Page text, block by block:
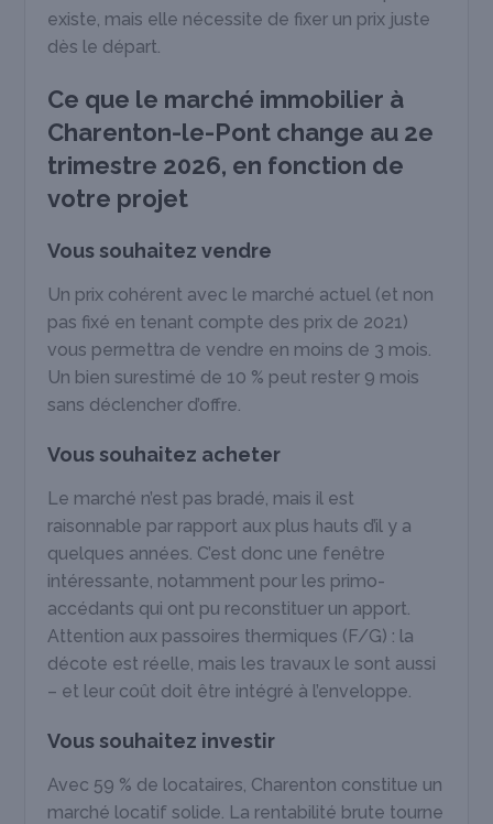
existe, mais elle nécessite de fixer un prix juste
dès le départ.
Ce que le marché immobilier à
Charenton-le-Pont change au 2e
trimestre 2026, en fonction de
votre projet
Vous souhaitez vendre
Un prix cohérent avec le marché actuel (et non
pas fixé en tenant compte des prix de 2021)
vous permettra de vendre en moins de 3 mois.
Un bien surestimé de 10 % peut rester 9 mois
sans déclencher d’offre.
Vous souhaitez acheter
Le marché n’est pas bradé, mais il est
raisonnable par rapport aux plus hauts d’il y a
quelques années. C’est donc une fenêtre
intéressante, notamment pour les primo-
accédants qui ont pu reconstituer un apport.
Attention aux passoires thermiques (F/G) : la
décote est réelle, mais les travaux le sont aussi
– et leur coût doit être intégré à l’enveloppe.
Vous souhaitez investir
Avec 59 % de locataires, Charenton constitue un
marché locatif solide. La rentabilité brute tourne